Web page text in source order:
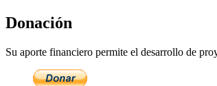
Donación
Su aporte financiero permite el desarrollo de